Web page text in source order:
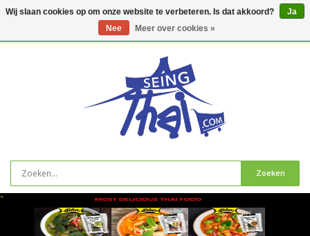
Zoeken
"
Wij slaan cookies op om onze website te verbeteren. Is dat akkoord?
Ja
Nee
Meer over cookies »